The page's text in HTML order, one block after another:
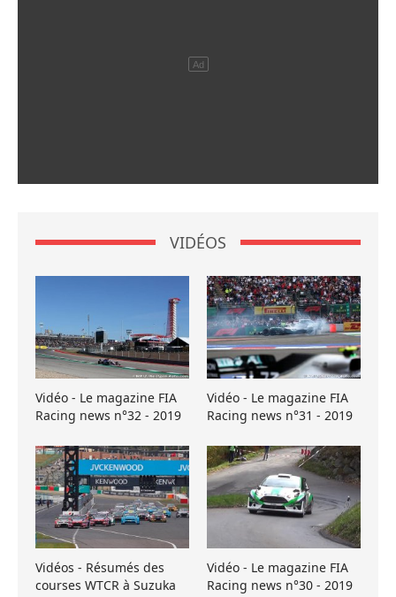
VIDÉOS
Vidéo - Le magazine FIA
Racing news n°32 - 2019
Vidéo - Le magazine FIA
Racing news n°31 - 2019
Vidéos - Résumés des
courses WTCR à Suzuka
Vidéo - Le magazine FIA
Racing news n°30 - 2019